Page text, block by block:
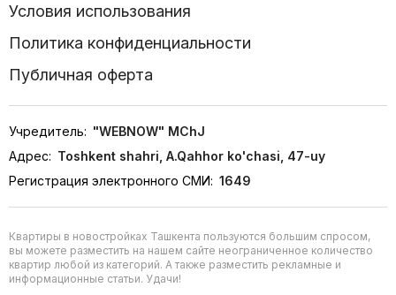
Условия использования
Политика конфиденциальности
Публичная оферта
Учредитель: "WEBNOW" MChJ
Адрес: Toshkent shahri, A.Qahhor ko'chasi, 47-uy
Регистрация электронного СМИ: 1649
Квартиры в новостройках Ташкента пользуются большим спросом,
вы можете разместить на нашем сайте неограниченное количество
квартир любой из категорий. А также разместить рекламные и
информационные статьи. Удачи!